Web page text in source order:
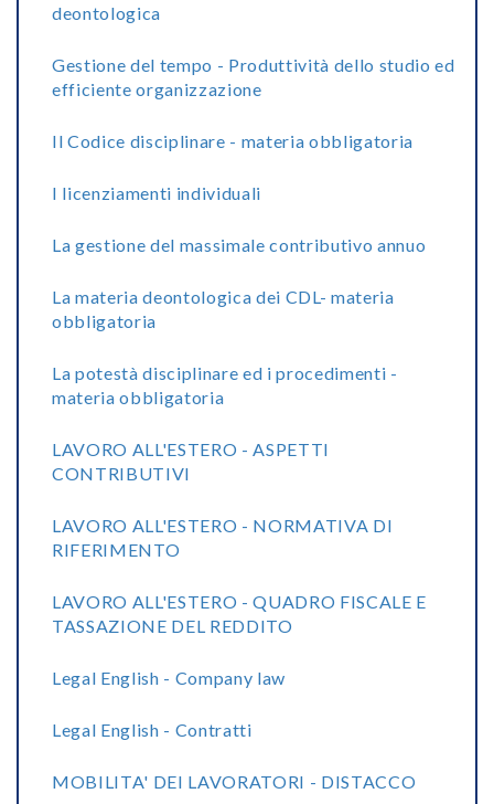
deontologica
Gestione del tempo - Produttività dello studio ed
efficiente organizzazione
Il Codice disciplinare - materia obbligatoria
I licenziamenti individuali
La gestione del massimale contributivo annuo
La materia deontologica dei CDL- materia
obbligatoria
La potestà disciplinare ed i procedimenti -
materia obbligatoria
LAVORO ALL'ESTERO - ASPETTI
CONTRIBUTIVI
LAVORO ALL'ESTERO - NORMATIVA DI
RIFERIMENTO
LAVORO ALL'ESTERO - QUADRO FISCALE E
TASSAZIONE DEL REDDITO
Legal English - Company law
Legal English - Contratti
MOBILITA' DEI LAVORATORI - DISTACCO